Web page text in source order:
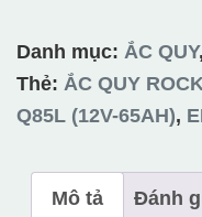
EFB
Q85L
(12V-
số
lượng
Danh mục: ẮC QUY,
Thẻ: ẮC QUY
Q85L (12V-65AH),
Mô tả Đánh